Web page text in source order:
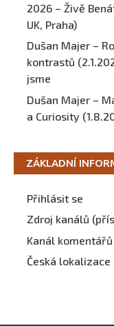
2026 – Živě
UK, Praha)
Dušan Majer –
kontrastů
jsme
Dušan Majer –
a Curiosity
ZÁKLADNÍ
Přihlásit se
Zdroj kanálů
Kanál komentářů
Česká lokalizace